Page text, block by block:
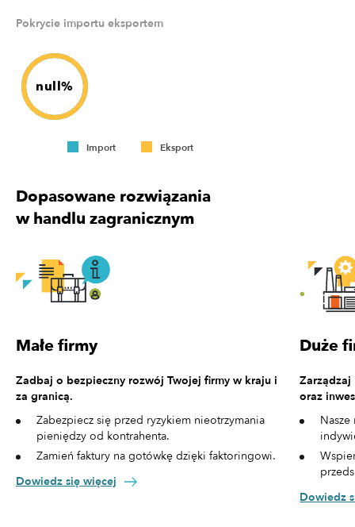
Pokrycie importu eksportem
null%
Import Eksport
Dopasowane rozwiązania
w handlu zagranicznym
Małe firmy
Zadbaj o bezpieczny rozwój Twojej firmy w kraju i
za granicą.
Zabezpiecz się przed ryzykiem nieotrzymania
pieniędzy od kontrahenta.
Zamień faktury na gotówkę dzięki faktoringowi.
Dowiedz się więcej
Duże
oraz
Dowiedz